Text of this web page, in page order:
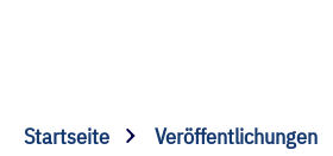
Startseite Veröffentlichungen